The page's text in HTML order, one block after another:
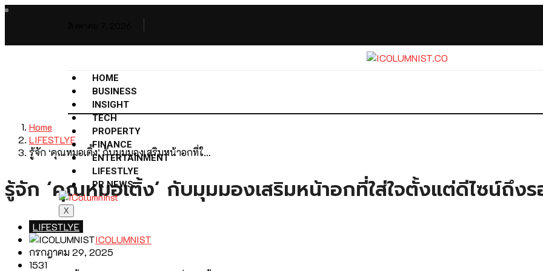
HOME
BUSINESS
INSIGHT
TECH
PROPERTY
FINANCE
ENTERTAINMENT
LIFESTLYE
PR NEWS
X
Home
LIFESTLYE
รู้จัก ‘คุณหมอเติ้ง’ กับมุมมองเสริมหน้าอกที่ใ…
รู้จัก ‘คุณหมอเติ้ง’ กับมุมมองเสริมหน้าอกที่ใส่ใจตั้งแต่ดีไซน์ถึง
LIFESTLYE
ICOLUMNIST
กรกฎาคม 29, 2025
1531